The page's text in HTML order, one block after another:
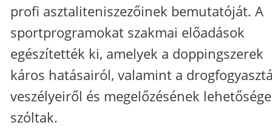
profi asztaliteniszezőinek bemutatóját. A
sportprogramokat szakmai előadások
egészítették ki, amelyek a doppingszerek
káros hatásairól, valamint a
veszélyeiről és megelőzésének
szóltak.